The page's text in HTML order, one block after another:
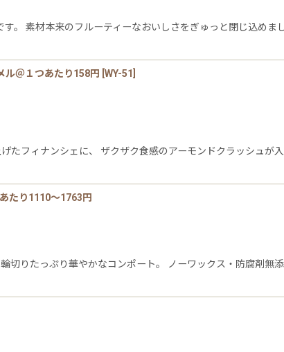
。 素材本来のフルーティーなおいしさをぎゅっと閉じ込めま
＠１つあたり158円 [WY-51]
たフィナンシェに、 ザクザク食感のアーモンドクラッシュが
り1110〜1763円
切りたっぷり華やかなコンポート。 ノーワックス・防腐剤無